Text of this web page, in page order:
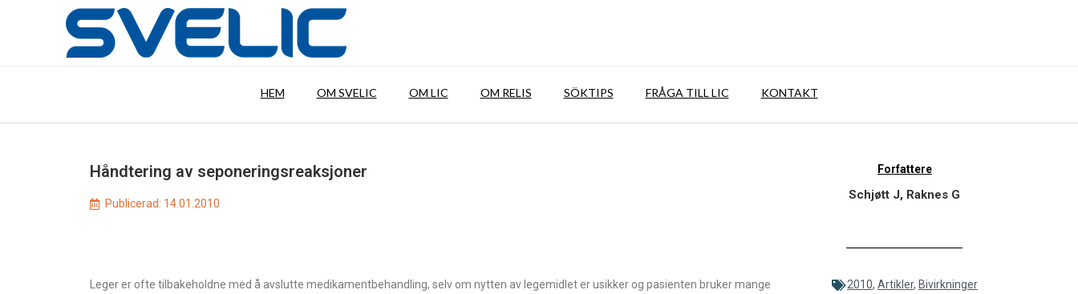
HEM OM SVELIC OM LIC OM RELIS SÖKTIPS FRÅGA TILL LIC KONTAKT
Håndtering av seponeringsreaksjoner
Publicerad: 14.01.2010
Leger er ofte tilbakeholdne med å avslutte medikamentbehandling, selv om nytten av legemidlet er usikker og pasienten bruker mange
Forfattere
Schjøtt J, Raknes G
2010, Artikler, Bivirkninger